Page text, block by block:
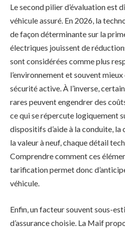
Le second pilier d’évaluation est
véhicule assuré. En 2026, la
de façon déterminante sur la
électriques jouissent de
sont considérées comme plus
l’environnement et souvent
sécurité active. À l’inverse,
rares peuvent engendrer des
ce qui se répercute logiquement
dispositifs d’aide à la conduite,
la valeur à neuf, chaque détail
Comprendre comment ces
tarification permet donc
véhicule.
Enfin, un facteur souvent sous-
d’assurance choisie. La Maif